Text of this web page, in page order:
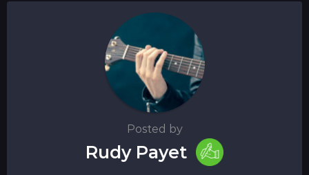
Posted by
Rudy Payet